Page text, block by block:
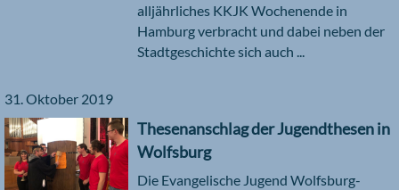
alljährliches KKJK Wochenende in
Hamburg verbracht und dabei neben der
Stadtgeschichte sich auch ...
31. Oktober 2019
Thesenanschlag der Jugendthesen in
Wolfsburg
Die Evangelische Jugend Wolfsburg-